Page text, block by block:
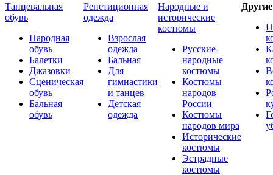
Танцевальная
обувь
Народная
обувь
Балетки
Джазовки
Сценическая
обувь
Бальная
обувь
Репетиционная
одежда
Взрослая
одежда
Бальная
Для
гимнастики
и танцев
Детская
одежда
Народные и
исторические
костюмы
Русские-
народные
костюмы
Костюмы
народов
России
Костюмы
народов мира
Исторические
костюмы
Эстрадные
костюмы